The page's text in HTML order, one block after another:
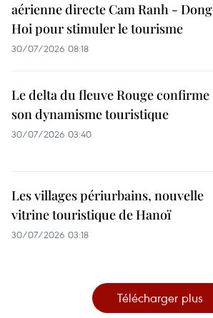
aérienne directe Cam Ranh - Dong
Hoi pour stimuler le tourisme
30/07/2026 08:18
Le delta du fleuve Rouge confirme
son dynamisme touristique
30/07/2026 03:40
Les villages périurbains, nouvelle
vitrine touristique de Hanoï
30/07/2026 03:18
Télécharger plus